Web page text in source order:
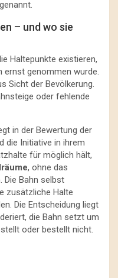
– und wo sie
Haltepunkte existieren,
ernst genommen wurde.
Sicht der Bevölkerung.
oder fehlende
in der Bewertung der
die Initiative in ihrem
für möglich hält,
, ohne das
Die Bahn selbst
zusätzliche Halte
Die Entscheidung liegt
die Bahn setzt um
oder bestellt nicht.